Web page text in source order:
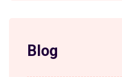
Blog